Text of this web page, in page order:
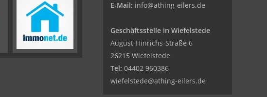
E-Mail: info@athing-eilers.de
Geschäftsstelle in Wiefelstede
August-Hinrichs-Straße 6
26215 Wiefelstede
Tel: 04402 960386
wiefelstede@athing-eilers.de